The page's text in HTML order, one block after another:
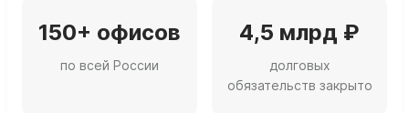
150+ офисов
по всей России
4,5 млрд ₽
долговых
обязательств закрыто